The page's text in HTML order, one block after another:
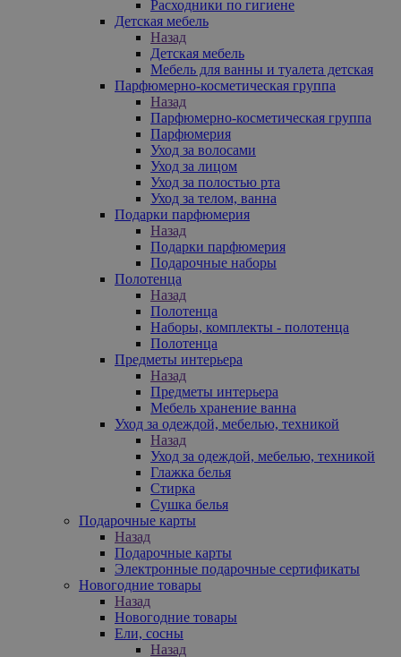
Расходники по гигиене
Детская мебель
Назад
Детская мебель
Мебель для ванны и туалета детская
Парфюмерно-косметическая группа
Назад
Парфюмерно-косметическая группа
Парфюмерия
Уход за волосами
Уход за лицом
Уход за полостью рта
Уход за телом, ванна
Подарки парфюмерия
Назад
Подарки парфюмерия
Подарочные наборы
Полотенца
Назад
Полотенца
Наборы, комплекты - полотенца
Полотенца
Предметы интерьера
Назад
Предметы интерьера
Мебель хранение ванна
Уход за одеждой, мебелью, техникой
Назад
Уход за одеждой, мебелью, техникой
Глажка белья
Стирка
Сушка белья
Подарочные карты
Назад
Подарочные карты
Электронные подарочные сертификаты
Новогодние товары
Назад
Новогодние товары
Ели, сосны
Назад